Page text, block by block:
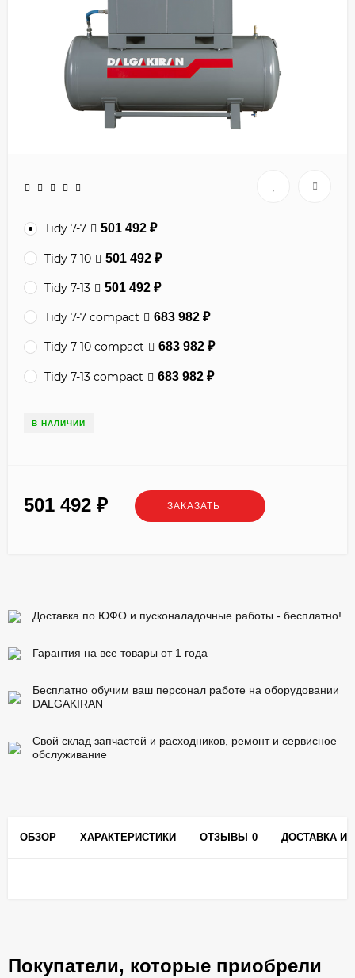
Tidy 7-7 501 492 ₽
Tidy 7-10 501 492 ₽
Tidy 7-13 501 492 ₽
Tidy 7-7 compact 683 982 ₽
Tidy 7-10 compact 683 982 ₽
Tidy 7-13 compact 683 982 ₽
В НАЛИЧИИ
501 492 ЗАКАЗАТЬ
Доставка по ЮФО и пусконаладочные работы - бесплатно!
Гарантия на все товары от 1 года
Бесплатно обучим ваш персонал работе на оборудовании
DALGAKIRAN
Свой склад запчастей и расходников, ремонт и сервисное
обслуживание
ОБЗОР ХАРАКТЕРИСТИКИ ОТЗЫВЫ 0 ДОСТАВКА И
Покупатели, которые приобрели